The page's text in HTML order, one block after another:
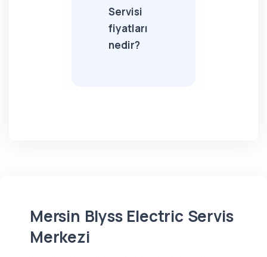
Servisi
fiyatları
nedir?
Mersin Blyss Electric Servis
Merkezi